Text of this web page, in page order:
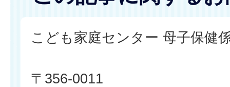
こども家庭センター 母子保健
〒356-0011